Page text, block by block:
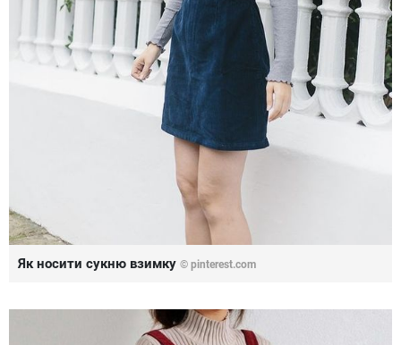
Як носити сукню взимку © pinterest.com